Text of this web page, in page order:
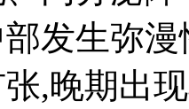
发生弥
,晚期出